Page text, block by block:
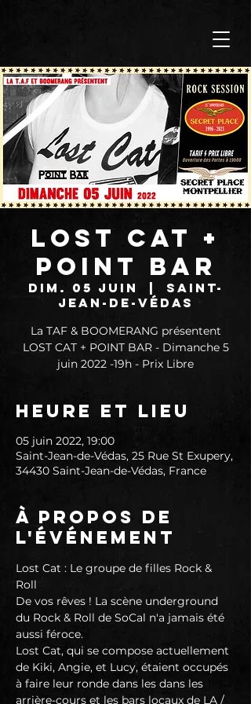
LOST CAT +
POINT BAR
dim. 05 juin
  |
Saint-
Jean-de-Védas
La TAF & BOOMERANG présentent
LOST CAT + POINT BAR - Dimanche 5
juin 2022 -19h - Prix Libre
Heure et lieu
05 juin 2022, 19:00
Saint-Jean-de-Védas, 25 Rue St Exupery,
34430 Saint-Jean-de-Védas, France
À propos de
l'événement
Lost Cat : Le groupe de filles Rock &
Roll
De vos rêves ! La scène underground
du Rock & Roll de SoCal n'a jamais été
aussi féroce.
Lost Cat, qui se compose actuellement
de Kiki, Angie, et Lucy, étaient occupés
à faire leur ronde dans les dans les
arrière-cours et les bars locaux de LA /